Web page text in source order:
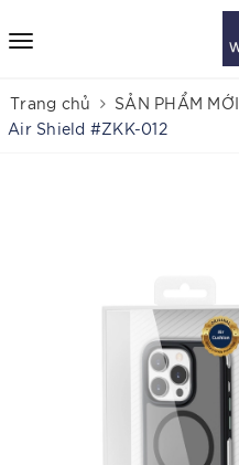
Trang chủ SẢN PHẨM MỚI
Air Shield #ZKK-012